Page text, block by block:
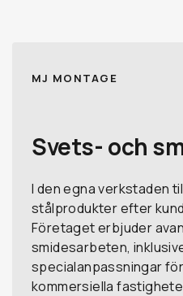
MJ MONTAGE
Svets- och
I den egna verkstaden
stålprodukter efter
Företaget erbjuder
smidesarbeten,
specialanpassningar
kommersiella